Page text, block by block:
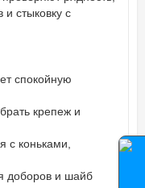
и стыковку с
спокойную
крепеж и
с коньками,
доборов и шайб